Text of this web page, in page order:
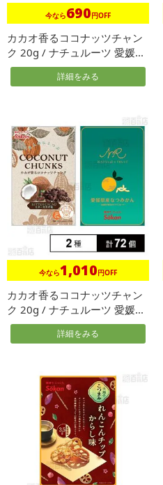
今なら690円OFF
カカオ香るココナッツチャン
ク 20g / ナチュルーツ 愛媛...
詳細をみる
今なら1,010円OFF
カカオ香るココナッツチャン
ク 20g / ナチュルーツ 愛媛...
詳細をみる